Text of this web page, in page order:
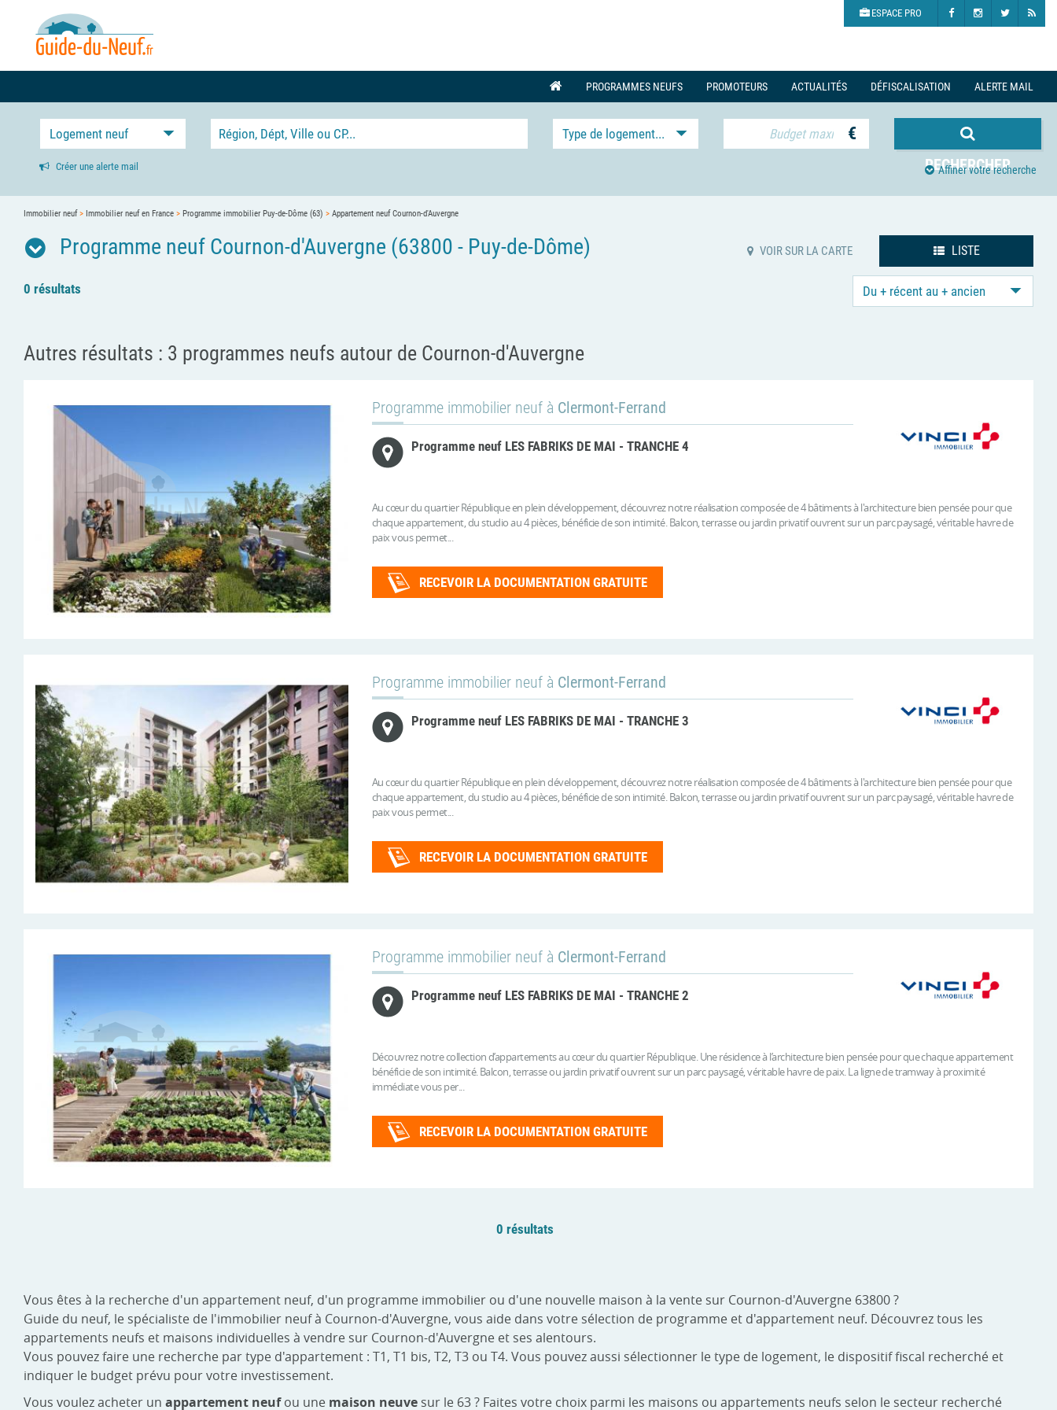
ESPACE PRO
PROGRAMMES NEUFS PROMOTEURS ACTUALITÉS DÉFISCALISATION ALERTE MAIL
Logement neuf Type de logement... €
RECHERCHER
Créer une alerte mail Affiner votre recherche
Immobilier neuf> Immobilier neuf en France > Programme immobilier Puy-de-Dôme (63) > Appartement neuf Cournon-d'Auvergne
Programme neuf Cournon-d'Auvergne (63800 - Puy-de-Dôme) VOIR SUR LA CARTE LISTE
0 résultats Du + récent au + ancien
Autres résultats : 3 programmes neufs autour de Cournon-d'Auvergne
Programme immobilier neuf à Clermont-Ferrand
Programme neuf LES FABRIKS DE MAI - TRANCHE 4
Au cœur du quartier République en plein développement, découvrez notre réalisation composée de 4 bâtiments à l'architecture bien pensée pour que
chaque appartement, du studio au 4 pièces, bénéficie de son intimité. Balcon, terrasse ou jardin privatif ouvrent sur un parc paysagé, véritable havre de
paix vous permet...
RECEVOIR LA DOCUMENTATION GRATUITE
Programme immobilier neuf à Clermont-Ferrand
Programme neuf LES FABRIKS DE MAI - TRANCHE 3
Au cœur du quartier République en plein développement, découvrez notre réalisation composée de 4 bâtiments à l'architecture bien pensée pour que
chaque appartement, du studio au 4 pièces, bénéficie de son intimité. Balcon, terrasse ou jardin privatif ouvrent sur un parc paysagé, véritable havre de
paix vous permet...
RECEVOIR LA DOCUMENTATION GRATUITE
Programme immobilier neuf à Clermont-Ferrand
Programme neuf LES FABRIKS DE MAI - TRANCHE 2
Découvrez notre collection d’appartements au cœur du quartier République. Une résidence à l’architecture bien pensée pour que chaque appartement
bénéficie de son intimité. Balcon, terrasse ou jardin privatif ouvrent sur un parc paysagé, véritable havre de paix. La ligne de tramway à proximité
immédiate vous per...
RECEVOIR LA DOCUMENTATION GRATUITE
0 résultats
Vous êtes à la recherche d'un appartement neuf, d'un programme immobilier ou d'une nouvelle maison à la vente sur Cournon-d'Auvergne 63800 ?
Guide du neuf, le spécialiste de l'immobilier neuf à Cournon-d'Auvergne, vous aide dans votre sélection de programme et d'appartement neuf. Découvrez tous les
appartements neufs et maisons individuelles à vendre sur Cournon-d'Auvergne et ses alentours.
Vous pouvez faire une recherche par type d'appartement : T1, T1 bis, T2, T3 ou T4. Vous pouvez aussi sélectionner le type de logement, le dispositif fiscal recherché et
indiquer le budget prévu pour votre investissement.
Vous voulez acheter un appartement neufou une maison neuve sur le 63 ? Faites votre choix parmi les maisons ou appartements neufs selon le secteur recherché